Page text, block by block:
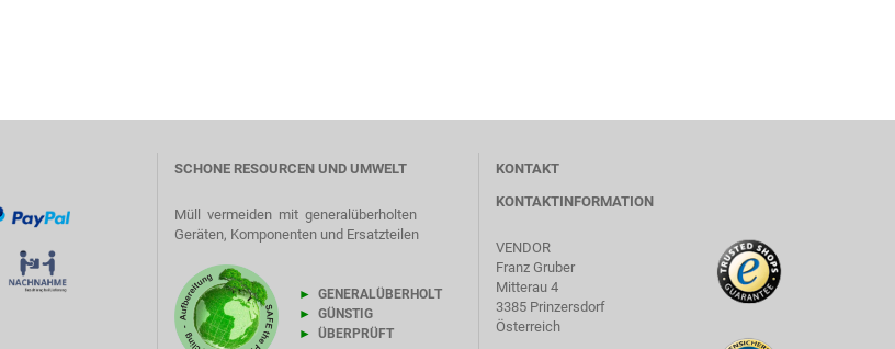
SCHONE RESOURCEN UND UMWELT
Müll vermeiden mit generalüberholten
Geräten, Komponenten und Ersatzteilen
► GENERALÜBERHOLT
► GÜNSTIG
► ÜBERPRÜFT
KONTAKT
KONTAKTINFORMATION
VENDOR
Franz Gruber
Mitterau 4
3385 Prinzersdorf
Österreich